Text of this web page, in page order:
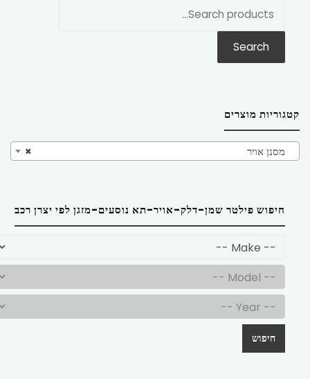
Search
קטגוריות מוצרים
× מסנן אויר
חיפוש פילטר שמן-דלק-אויר-תא נוסעים-מזגן לפי יצרן רכב
חיפוש